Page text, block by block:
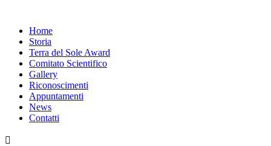
Home
Storia
Terra del Sole Award
Comitato Scientifico
Gallery
Riconoscimenti
Appuntamenti
News
Contatti
